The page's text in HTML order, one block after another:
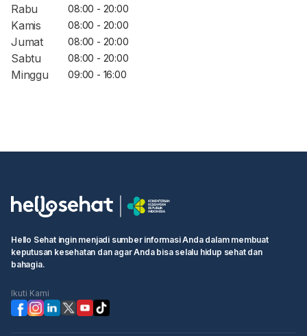
Rabu 08:00 - 20:00
Kamis 08:00 - 20:00
Jumat 08:00 - 20:00
Sabtu 08:00 - 20:00
Minggu 09:00 - 16:00
Hello Sehat ingin menjadi sumber informasi Anda dalam membuat
keputusan kesehatan dan agar Anda bisa selalu hidup sehat dan
bahagia.
Ikuti Kami